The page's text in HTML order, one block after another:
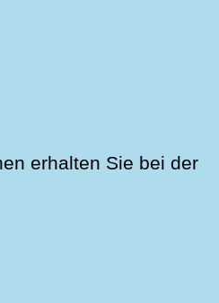
erhalten Sie bei der